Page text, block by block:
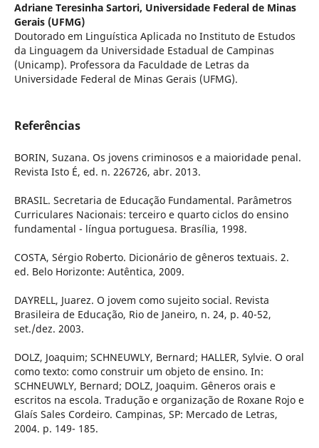
Adriane Teresinha Sartori, Universidade Federal de Minas
Gerais (UFMG)
Doutorado em Linguística Aplicada no Instituto de Estudos
da Linguagem da Universidade Estadual de Campinas
(Unicamp). Professora da Faculdade de Letras da
Universidade Federal de Minas Gerais (UFMG).
Referências
BORIN, Suzana. Os jovens criminosos e a maioridade penal.
Revista Isto É, ed. n. 226726, abr. 2013.
BRASIL. Secretaria de Educação Fundamental. Parâmetros
Curriculares Nacionais: terceiro e quarto ciclos do ensino
fundamental - língua portuguesa. Brasília, 1998.
COSTA, Sérgio Roberto. Dicionário de gêneros textuais. 2.
ed. Belo Horizonte: Autêntica, 2009.
DAYRELL, Juarez. O jovem como sujeito social. Revista
Brasileira de Educação, Rio de Janeiro, n. 24, p. 40-52,
set./dez. 2003.
DOLZ, Joaquim; SCHNEUWLY, Bernard; HALLER, Sylvie. O oral
como texto: como construir um objeto de ensino. In:
SCHNEUWLY, Bernard; DOLZ, Joaquim. Gêneros orais e
escritos na escola. Tradução e organização de Roxane Rojo e
Glaís Sales Cordeiro. Campinas, SP: Mercado de Letras,
2004. p. 149- 185.